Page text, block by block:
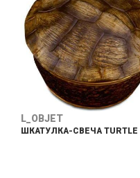
L_OBJET
ШКАТУЛКА-СВЕЧА TURTLE